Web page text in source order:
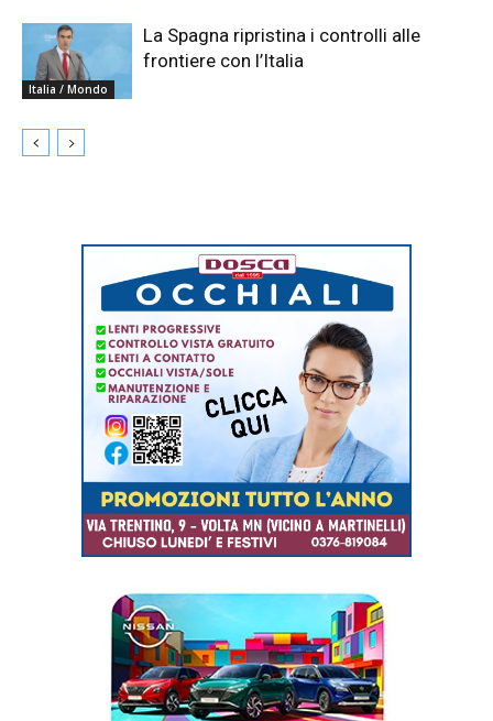
Italia / Mondo
La Spagna ripristina i controlli alle
frontiere con l’Italia